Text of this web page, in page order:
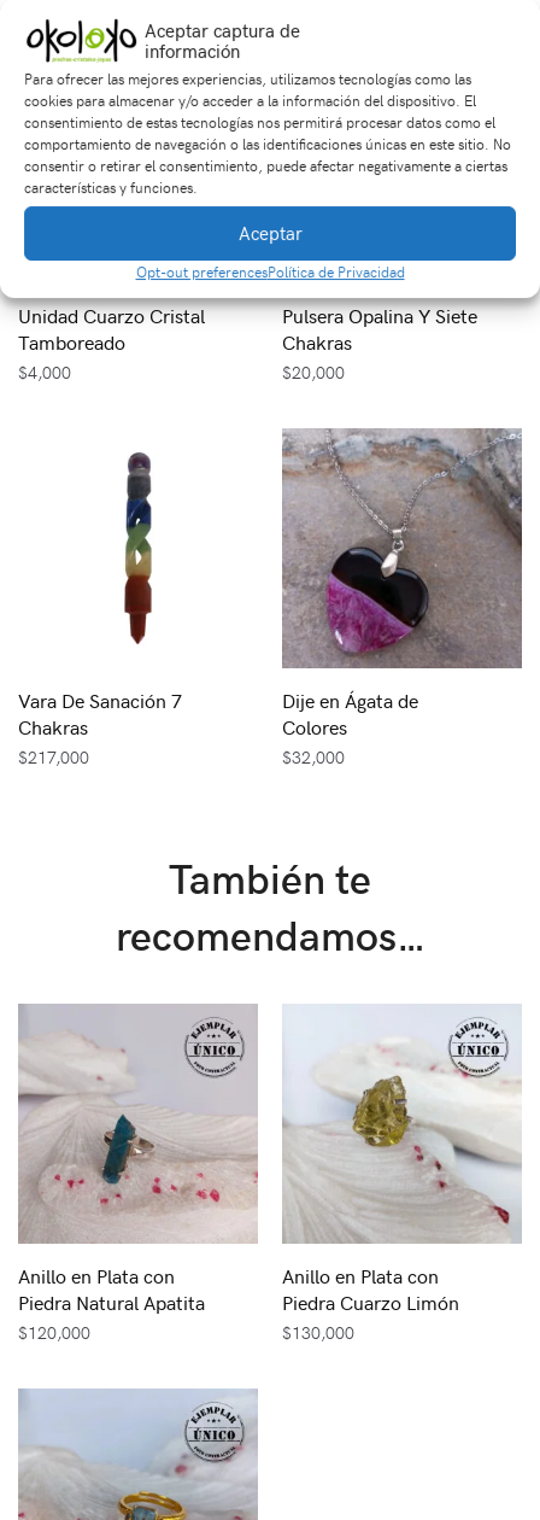
Aceptar captura de
información
Para ofrecer las mejores experiencias, utilizamos tecnologías como las
cookies para almacenar y/o acceder a la información del dispositivo. El
consentimiento de estas tecnologías nos permitirá procesar datos como el
comportamiento de navegación o las identificaciones únicas en este sitio. No
consentir o retirar el consentimiento, puede afectar negativamente a ciertas
características y funciones.
Aceptar
Opt-out preferencesPolítica de Privacidad
Unidad Cuarzo Cristal
Tamboreado
$4,000
Pulsera Opalina Y Siete
Chakras
$20,000
Vara De Sanación 7
Chakras
$217,000
Dije en Ágata de
Colores
$32,000
También te
recomendamos…
Anillo en Plata con
Piedra Natural Apatita
$120,000
Anillo en Plata con
Piedra Cuarzo Limón
$130,000